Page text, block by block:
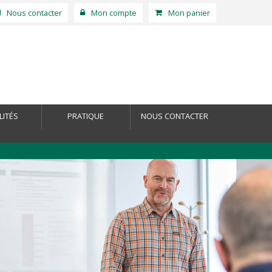
Nous contacter Mon compte Mon panier
PRATIQUE NOUS CONTACTER